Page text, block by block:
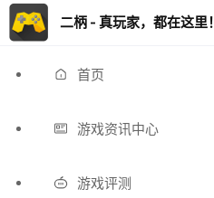
二柄 - 真玩家，都在这里！
首页
游戏资讯中心
游戏评测